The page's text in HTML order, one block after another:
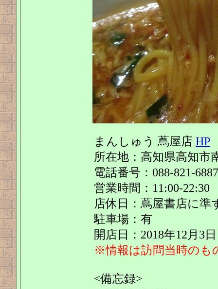
まんしゅう 蔦屋店 HP
所在地：高知県高知市
電話番号：088-821-6887
営業時間：11:00-22:30
店休日：蔦屋書店に準
駐車場：有
開店日：2018年12月3日
※情報は訪問当時のも
<備忘録>